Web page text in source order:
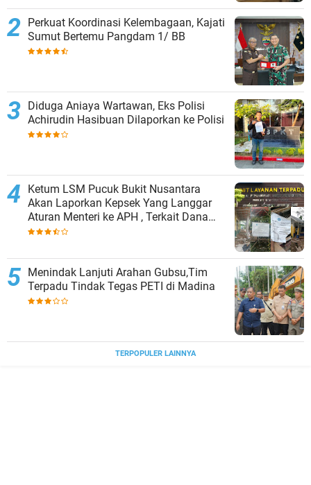
Perkuat Koordinasi Kelembagaan, Kajati
Sumut Bertemu Pangdam 1/ BB
Diduga Aniaya Wartawan, Eks Polisi
Achirudin Hasibuan Dilaporkan ke Polisi
Ketum LSM Pucuk Bukit Nusantara
Akan Laporkan Kepsek Yang Langgar
Aturan Menteri ke APH , Terkait Dana
Revitalisasi Sekolah
Menindak Lanjuti Arahan Gubsu,Tim
Terpadu Tindak Tegas PETI di Madina
TERPOPULER LAINNYA